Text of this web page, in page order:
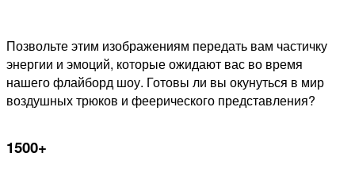
Позвольте этим изображениям передать вам частичку
энергии и эмоций, которые ожидают вас во время
нашего флайборд шоу. Готовы ли вы окунуться в мир
воздушных трюков и феерического представления?
1500+